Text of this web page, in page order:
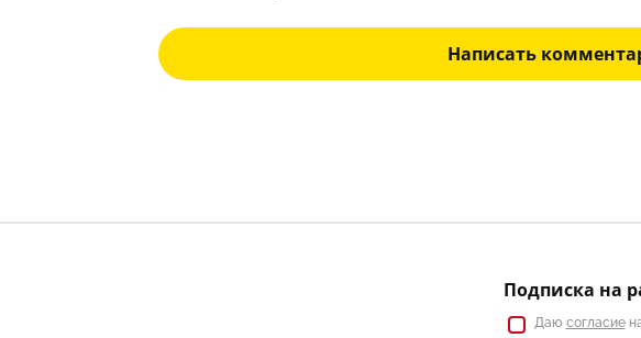
Написать
Подписка на
Даю согласие